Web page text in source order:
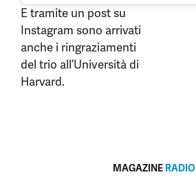
E tramite un post su
Instagram sono arrivati
anche i ringraziamenti
del trio all’Università di
Harvard.
MAGAZINE RADIO